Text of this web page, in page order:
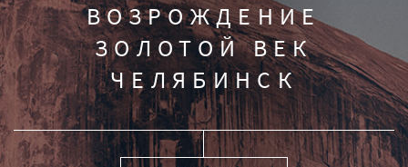
ВОЗРОЖДЕНИЕ
ЗОЛОТОЙ ВЕК
ЧЕЛЯБИНСК